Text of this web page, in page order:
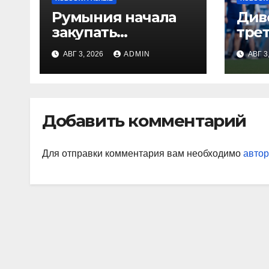
Румыния начала
закупать
электроэнергию
на Украине из-за
дефицита
АВГ 3, 2026 ADMIN АВГ
Добавить комментарий
Для отправки комментария вам необходимо